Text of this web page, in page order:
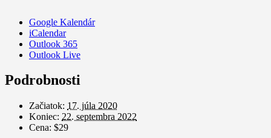
Google Kalendár
iCalendar
Outlook 365
Outlook Live
Podrobnosti
Začiatok: 17. júla 2020
Koniec: 22. septembra 2022
Cena: $29